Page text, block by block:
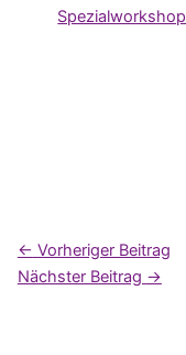
← Vorheriger Beitrag
Nächster Beitrag →